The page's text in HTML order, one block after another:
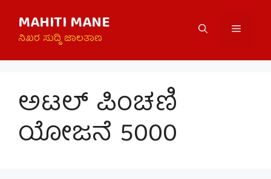
content
MAHITI MANE
ನಿಖರ ಸುದ್ದಿ ಜಾಲತಾಣ
Menu
ಅಟಲ್ ಪಿಂಚಣಿ
ಯೋಜನೆ 5000